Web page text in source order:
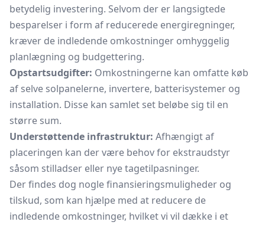
betydelig investering. Selvom der er langsigtede
besparelser i form af reducerede energiregninger,
kræver de indledende omkostninger omhyggelig
planlægning og budgettering.
Opstartsudgifter: Omkostningerne kan omfatte køb
af selve solpanelerne, invertere, batterisystemer og
installation. Disse kan samlet set beløbe sig til en
større sum.
Understøttende infrastruktur: Afhængigt af
placeringen kan der være behov for ekstraudstyr
såsom stilladser eller nye tagetilpasninger.
Der findes dog nogle finansieringsmuligheder og
tilskud, som kan hjælpe med at reducere de
indledende omkostninger, hvilket vi vil dække i et